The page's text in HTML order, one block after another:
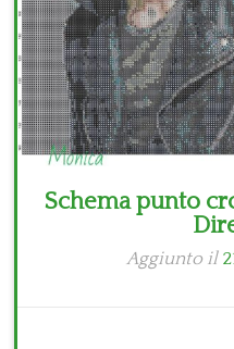
Schema punto
Aggiunto il